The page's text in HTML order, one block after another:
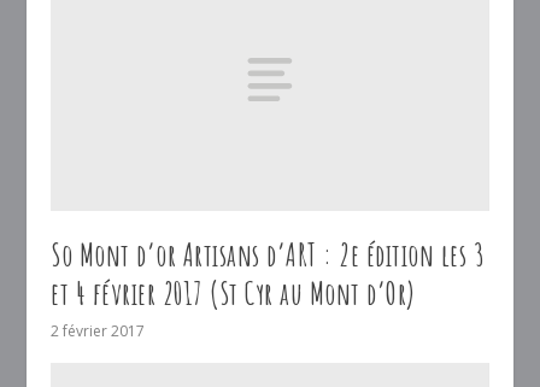
So Mont d’or Artisans d’ART : 2e édition les 3
et 4 février 2017 (St Cyr au Mont d’Or)
2 février 2017